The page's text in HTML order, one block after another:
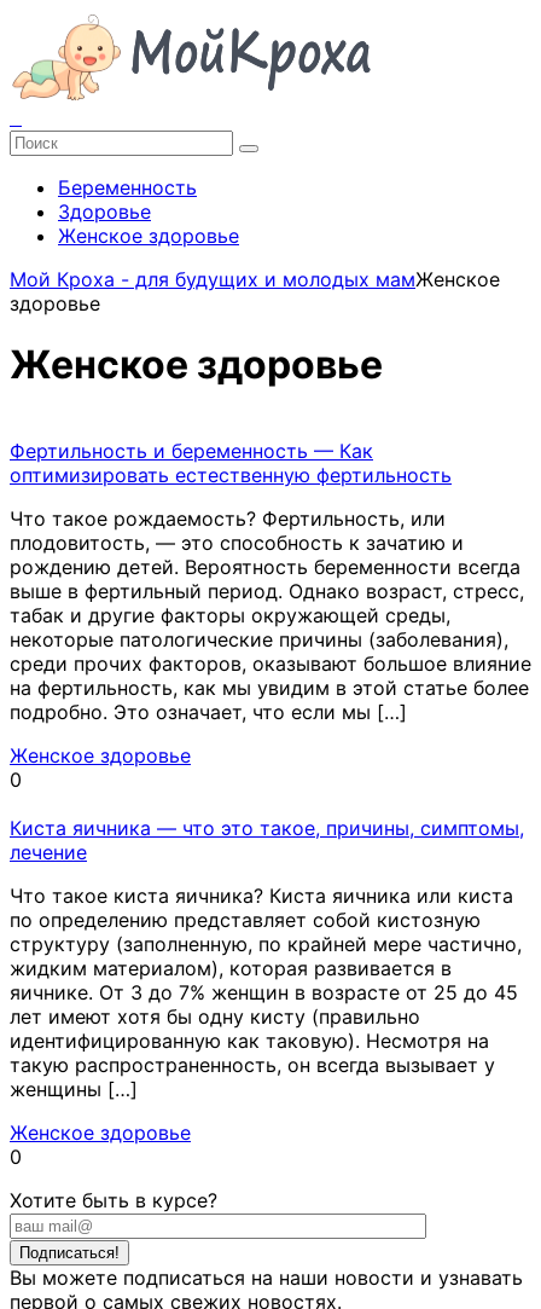
Беременность
Здоровье
Женское здоровье
Мой Кроха - для будущих и молодых мамЖенское
здоровье
Женское здоровье
Фертильность и беременность — Как
оптимизировать естественную фертильность
Что такое рождаемость? Фертильность, или
плодовитость, — это способность к зачатию и
рождению детей. Вероятность беременности всегда
выше в фертильный период. Однако возраст, стресс,
табак и другие факторы окружающей среды,
некоторые патологические причины (заболевания),
среди прочих факторов, оказывают большое влияние
на фертильность, как мы увидим в этой статье более
подробно. Это означает, что если мы […]
Женское здоровье
0
Киста яичника — что это такое, причины, симптомы,
лечение
Что такое киста яичника? Киста яичника или киста
по определению представляет собой кистозную
структуру (заполненную, по крайней мере частично,
жидким материалом), которая развивается в
яичнике. От 3 до 7% женщин в возрасте от 25 до 45
лет имеют хотя бы одну кисту (правильно
идентифицированную как таковую). Несмотря на
такую распространенность, он всегда вызывает у
женщины […]
Женское здоровье
0
Хотите быть в курсе?
Вы можете подписаться на наши новости и узнавать
первой о самых свежих новостях.